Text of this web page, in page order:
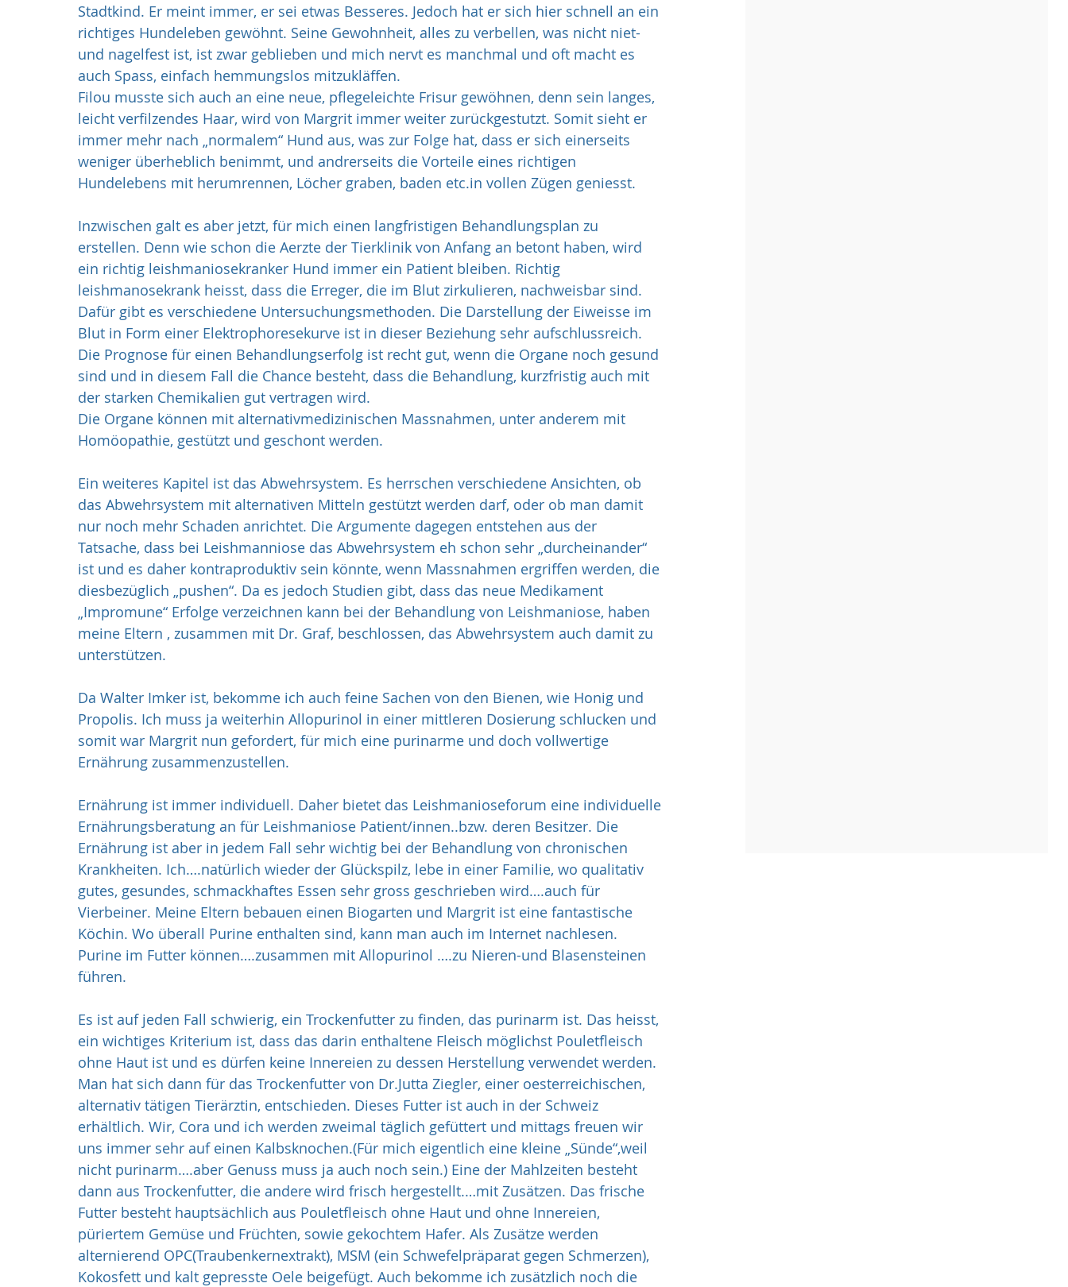
Stadtkind. Er meint immer, er sei etwas Besseres. Jedoch hat er sich hier schnell an ein
richtiges Hundeleben gewöhnt. Seine Gewohnheit, alles zu verbellen, was nicht niet-
und nagelfest ist, ist zwar geblieben und mich nervt es manchmal und oft macht es
auch Spass, einfach hemmungslos mitzukläffen.
Filou musste sich auch an eine neue, pflegeleichte Frisur gewöhnen, denn sein langes,
leicht verfilzendes Haar, wird von Margrit immer weiter zurückgestutzt. Somit sieht er
immer mehr nach „normalem“ Hund aus, was zur Folge hat, dass er sich einerseits
weniger überheblich benimmt, und andrerseits die Vorteile eines richtigen
Hundelebens mit herumrennen, Löcher graben, baden etc.in vollen Zügen geniesst.
Inzwischen galt es aber jetzt, für mich einen langfristigen Behandlungsplan zu
erstellen. Denn wie schon die Aerzte der Tierklinik von Anfang an betont haben, wird
ein richtig leishmaniosekranker Hund immer ein Patient bleiben. Richtig
leishmanosekrank heisst, dass die Erreger, die im Blut zirkulieren, nachweisbar sind.
Dafür gibt es verschiedene Untersuchungsmethoden. Die Darstellung der Eiweisse im
Blut in Form einer Elektrophoresekurve ist in dieser Beziehung sehr aufschlussreich.
Die Prognose für einen Behandlungserfolg ist recht gut, wenn die Organe noch gesund
sind und in diesem Fall die Chance besteht, dass die Behandlung, kurzfristig auch mit
der starken Chemikalien gut vertragen wird.
Die Organe können mit alternativmedizinischen Massnahmen, unter anderem mit
Homöopathie, gestützt und geschont werden.
Ein weiteres Kapitel ist das Abwehrsystem. Es herrschen verschiedene Ansichten, ob
das Abwehrsystem mit alternativen Mitteln gestützt werden darf, oder ob man damit
nur noch mehr Schaden anrichtet. Die Argumente dagegen entstehen aus der
Tatsache, dass bei Leishmanniose das Abwehrsystem eh schon sehr „durcheinander“
ist und es daher kontraproduktiv sein könnte, wenn Massnahmen ergriffen werden, die
diesbezüglich „pushen“. Da es jedoch Studien gibt, dass das neue Medikament
„Impromune“ Erfolge verzeichnen kann bei der Behandlung von Leishmaniose, haben
meine Eltern , zusammen mit Dr. Graf, beschlossen, das Abwehrsystem auch damit zu
unterstützen.
Da Walter Imker ist, bekomme ich auch feine Sachen von den Bienen, wie Honig und
Propolis. Ich muss ja weiterhin Allopurinol in einer mittleren Dosierung schlucken und
somit war Margrit nun gefordert, für mich eine purinarme und doch vollwertige
Ernährung zusammenzustellen.
Ernährung ist immer individuell. Daher bietet das Leishmanioseforum eine individuelle
Ernährungsberatung an für Leishmaniose Patient/innen..bzw. deren Besitzer. Die
Ernährung ist aber in jedem Fall sehr wichtig bei der Behandlung von chronischen
Krankheiten. Ich….natürlich wieder der Glückspilz, lebe in einer Familie, wo qualitativ
gutes, gesundes, schmackhaftes Essen sehr gross geschrieben wird….auch für
Vierbeiner. Meine Eltern bebauen einen Biogarten und Margrit ist eine fantastische
Köchin. Wo überall Purine enthalten sind, kann man auch im Internet nachlesen.
Purine im Futter können….zusammen mit Allopurinol ….zu Nieren-und Blasensteinen
führen.
Es ist auf jeden Fall schwierig, ein Trockenfutter zu finden, das purinarm ist. Das heisst,
ein wichtiges Kriterium ist, dass das darin enthaltene Fleisch möglichst Pouletfleisch
ohne Haut ist und es dürfen keine Innereien zu dessen Herstellung verwendet werden.
Man hat sich dann für das Trockenfutter von Dr.Jutta Ziegler, einer oesterreichischen,
alternativ tätigen Tierärztin, entschieden. Dieses Futter ist auch in der Schweiz
erhältlich. Wir, Cora und ich werden zweimal täglich gefüttert und mittags freuen wir
uns immer sehr auf einen Kalbsknochen.(Für mich eigentlich eine kleine „Sünde“,weil
nicht purinarm….aber Genuss muss ja auch noch sein.) Eine der Mahlzeiten besteht
dann aus Trockenfutter, die andere wird frisch hergestellt.…mit Zusätzen. Das frische
Futter besteht hauptsächlich aus Pouletfleisch ohne Haut und ohne Innereien,
püriertem Gemüse und Früchten, sowie gekochtem Hafer. Als Zusätze werden
alternierend OPC(Traubenkernextrakt), MSM (ein Schwefelpräparat gegen Schmerzen),
Kokosfett und kalt gepresste Oele beigefügt. Auch bekomme ich zusätzlich noch die